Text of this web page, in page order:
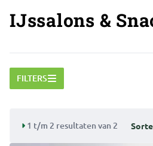
IJssalons &
FILTERS
1 t/m 2 resultaten van 2